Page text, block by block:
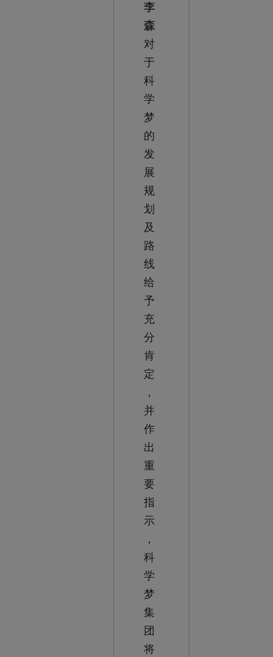
李
森
对
于
科
学
梦
的
发
展
规
划
及
路
线
给
予
充
分
肯
定
，
并
作
出
重
要
指
示
，
科
学
梦
集
团
将